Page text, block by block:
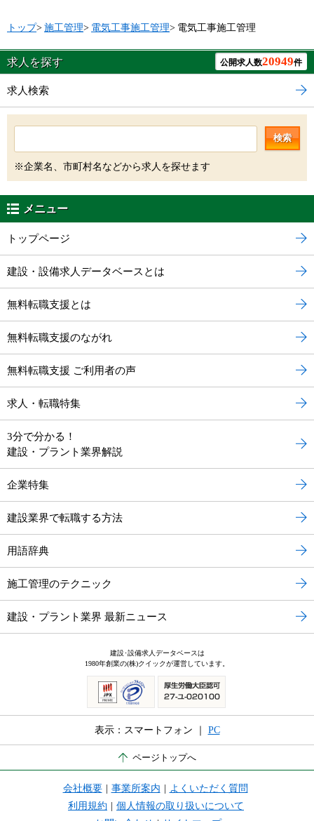
トップ> 施工管理> 電気工事施工管理> 電気工事施工管理
求人を探す 公開求人数20949件
求人検索
検索
※企業名、市町村名などから求人を探せます
メニュー
トップページ
建設・設備求人データベースとは
無料転職支援とは
無料転職支援のながれ
無料転職支援 ご利用者の声
求人・転職特集
3分で分かる！
建設・プラント業界解説
企業特集
建設業界で転職する方法
用語辞典
施工管理のテクニック
建設・プラント業界 最新ニュース
建設･設備求人データベースは
1980年創業の(株)クイックが運営しています。
表示：スマートフォン ｜ PC
ページトップへ
会社概要 事業所案内
よくいただく質問
利用規約
個人情報の取り扱いについて